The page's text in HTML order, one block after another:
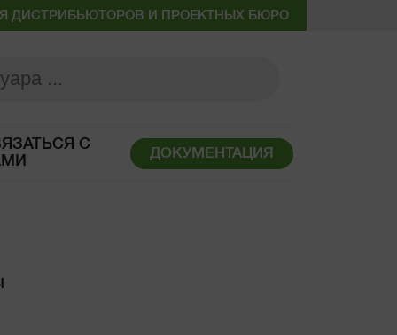
ДИСТРИБЬЮТОРОВ И ПРОЕКТНЫХ БЮРО
С
ДОКУМЕНТАЦИЯ